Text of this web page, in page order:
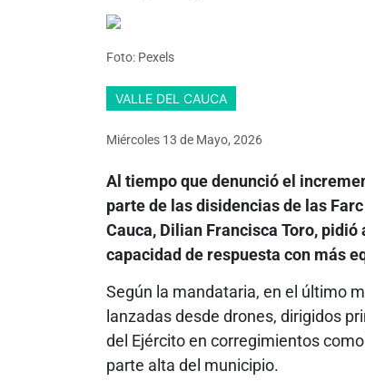
Foto: Pexels
VALLE DEL CAUCA
Miércoles 13 de Mayo, 2026
Al tiempo que denunció el
parte de las disidencias de las
Cauca, Dilian Francisca Toro,
capacidad de respuesta con más
Según la mandataria, en el último
lanzadas desde drones, dirigidos
del Ejército en corregimientos
parte alta del municipio.